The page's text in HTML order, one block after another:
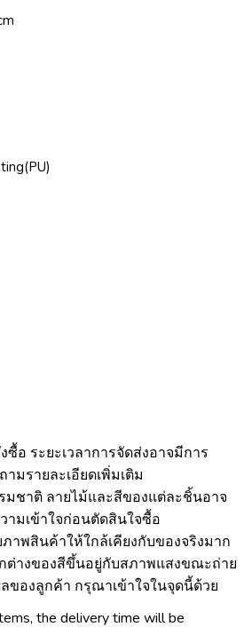
อ ระยะเวลาการจัดส่งอาจมีการ
มรายละเอียดเพิ่มเติม
ชาติ ลายไม้และสีของแต่ละชิ้นอาจ
มเข้าใจก่อนตัดสินใจซื้อ
าพสินค้าให้ใกล้เคียงกับของจริงมาก
ต่างของสีขึ้นอยู่กับสภาพแสงขณะถ่าย
ของลูกค้า กรุณาเข้าใจในจุดนี้ด้วย
the delivery time will be